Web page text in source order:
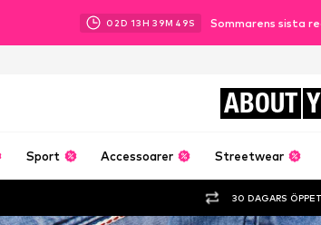
02D 13H 39M 48S Sommarens sista
ABOUT
Sport Accessoarer Streetwear
30 DAGARS